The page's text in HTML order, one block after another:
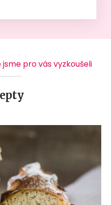
pro vás vyzkoušeli